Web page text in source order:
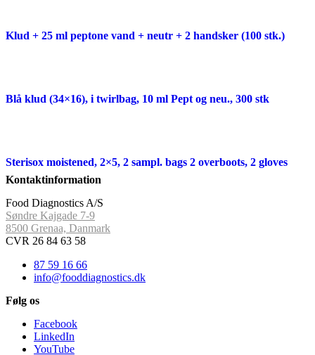
Klud + 25 ml peptone vand + neutr + 2 handsker (100 stk.)
Blå klud (34×16), i twirlbag, 10 ml Pept og neu., 300 stk
Sterisox moistened, 2×5, 2 sampl. bags 2 overboots, 2 gloves
Kontaktinformation
Food Diagnostics A/S
Søndre Kajgade 7-9
8500 Grenaa, Danmark
CVR 26 84 63 58
87 59 16 66
info@fooddiagnostics.dk
Følg os
Facebook
LinkedIn
YouTube